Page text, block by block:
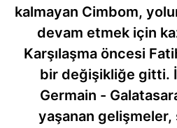
kalmayan Cimbom,
devam etmek için
Karşılaşma öncesi
bir değişikliğe gitti.
Germain -
yaşanan gelişmeler,